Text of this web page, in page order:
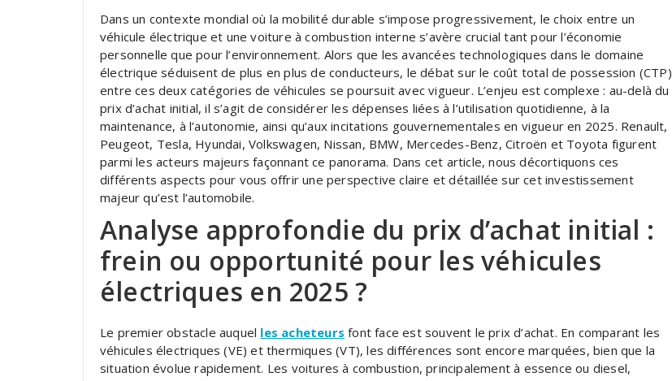
Dans un contexte mondial où la mobilité durable s’impose progressivement, le choix entre un
véhicule électrique et une voiture à combustion interne s’avère crucial tant pour l’économie
personnelle que pour l’environnement. Alors que les avancées technologiques dans le domaine
électrique séduisent de plus en plus de conducteurs, le débat sur le coût total de possession (CTP)
entre ces deux catégories de véhicules se poursuit avec vigueur. L’enjeu est complexe : au-delà du
prix d’achat initial, il s’agit de considérer les dépenses liées à l’utilisation quotidienne, à la
maintenance, à l’autonomie, ainsi qu’aux incitations gouvernementales en vigueur en 2025. Renault,
Peugeot, Tesla, Hyundai, Volkswagen, Nissan, BMW, Mercedes-Benz, Citroën et Toyota figurent
parmi les acteurs majeurs façonnant ce panorama. Dans cet article, nous décortiquons ces
différents aspects pour vous offrir une perspective claire et détaillée sur cet investissement
majeur qu’est l’automobile.
Analyse approfondie du prix d’achat initial :
frein ou opportunité pour les véhicules
électriques en 2025 ?
Le premier obstacle auquel les acheteurs font face est souvent le prix d’achat. En comparant les
véhicules électriques (VE) et thermiques (VT), les différences sont encore marquées, bien que la
situation évolue rapidement. Les voitures à combustion, principalement à essence ou diesel,